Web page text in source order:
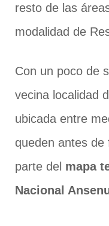
resto de las
modalidad de
Con un poco de
vecina localidad
ubicada entre
queden antes de
parte del mapa
Nacional